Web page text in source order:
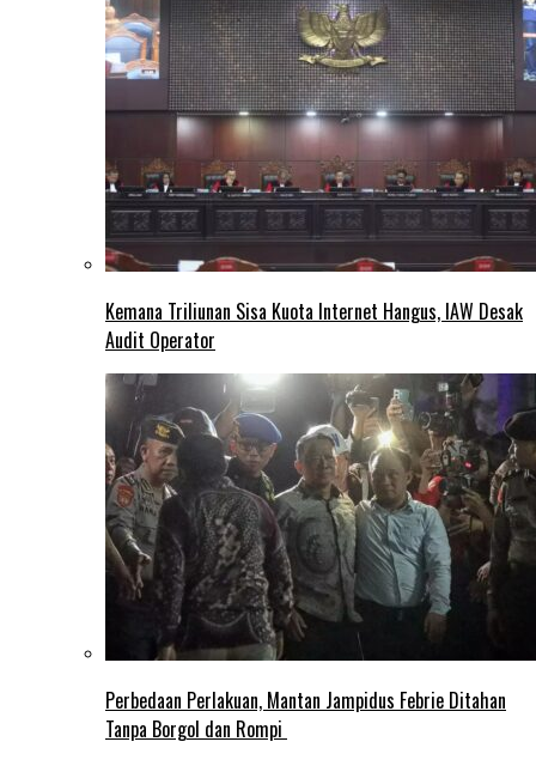
Kemana Triliunan Sisa Kuota Internet Hangus, IAW Desak
Audit Operator
Perbedaan Perlakuan, Mantan Jampidus Febrie Ditahan
Tanpa Borgol dan Rompi